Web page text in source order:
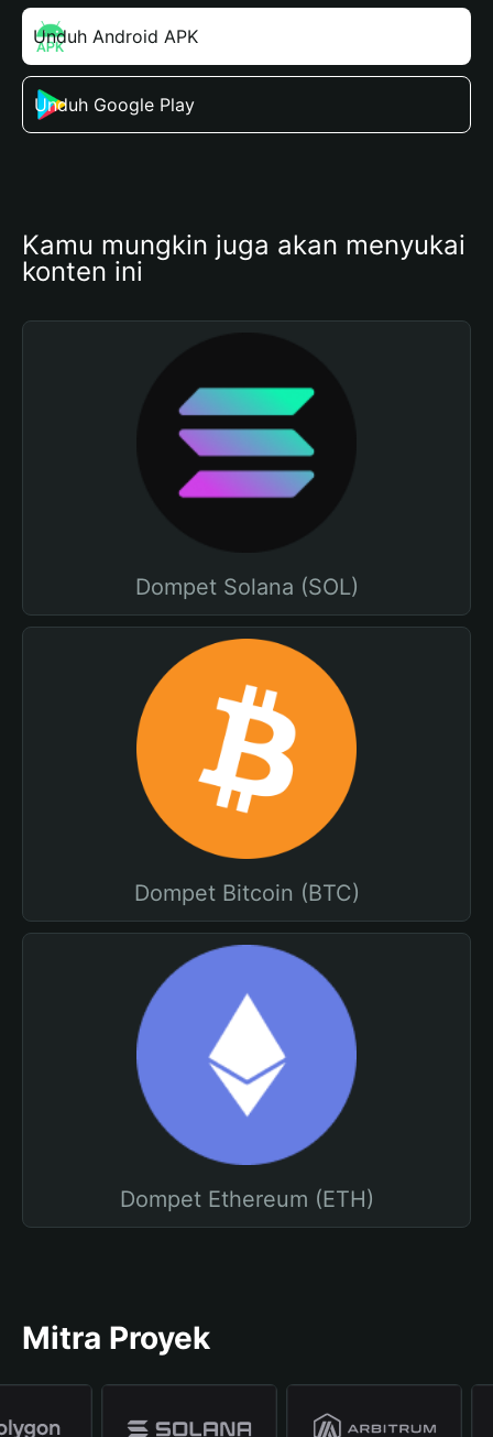
Unduh Android APK
Unduh Google Play
Kamu mungkin juga akan menyukai
konten ini
Dompet Solana (SOL)
Dompet Bitcoin (BTC)
Dompet Ethereum (ETH)
Mitra Proyek